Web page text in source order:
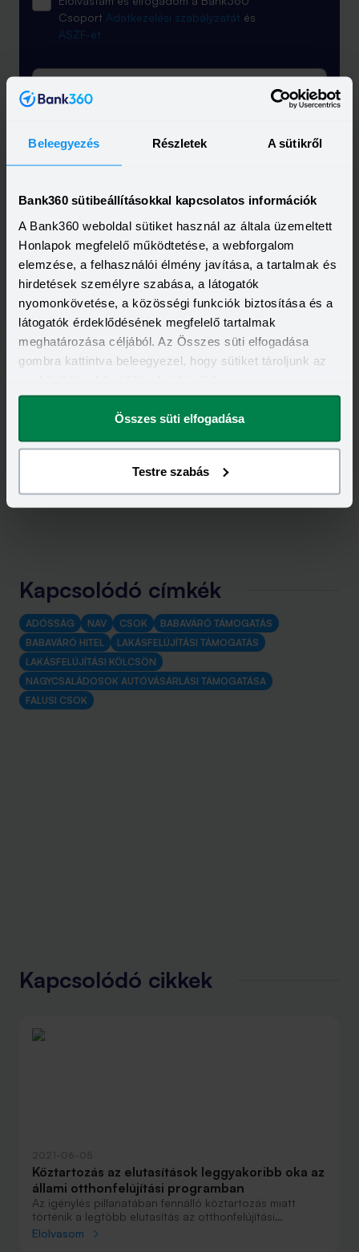
Beleegyezés Részletek A sütikről
Bank360 sütibeállításokkal kapcsolatos információk
A Bank360 weboldal sütiket használ az általa üzemeltett
Honlapok megfelelő működtetése, a webforgalom
elemzése, a felhasználói élmény javítása, a tartalmak és
hirdetések személyre szabása, a látogatók
nyomonkövetése, a közösségi funkciók biztosítása és a
látogatók érdeklődésének megfelelő tartalmak
meghatározása céljából. Az Összes süti elfogadása
gombra kattintva beleegyezel, hogy sütiket tároljunk az
megváltoztathatod.
Összes süti elfogadása
Testre szabás
Csoport Adatkezelési szabályzatát és
ÁSZF-ét
Feliratkozás
Kapcsolódó címkék
ADÓSSÁG NAV CSOK
BABAVÁRÓ TÁMOGATÁS
BABAVÁRÓ HITEL
LAKÁSFELÚJÍTÁSI TÁMOGATÁS
LAKÁSFELÚJÍTÁSI KÖLCSÖN
NAGYCSALÁDOSOK AUTÓVÁSÁRLÁSI TÁMOGATÁSA
FALUSI CSOK
Kapcsolódó cikkek
Köztartozás az elutasítások leggyakoribb oka az
állami otthonfelújítási programban
Az igénylés pillanatában fennálló köztartozás miatt
történik a legtöbb elutasítás az otthonfelújítási
támogatás vonatkozásában - tudta meg a Bank360.hu.
Elolvasom